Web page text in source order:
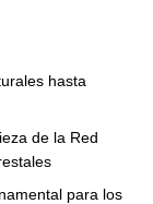
hasta
de la Red
para los